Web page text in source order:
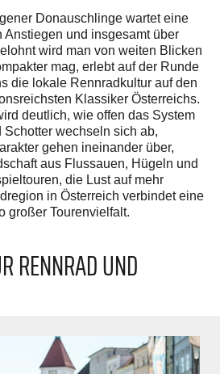
Donauschlinge wartet eine
und insgesamt über
wird man von weiten Blicken
mag, erlebt auf der Runde
die lokale Rennradkultur auf den
Klassiker Österreichs.
deutlich, wie offen das System
wechseln sich ab,
gehen ineinander über,
aus Flussauen, Hügeln und
die Lust auf mehr
in Österreich verbindet eine
großer Tourenvielfalt.
RENNRAD UND